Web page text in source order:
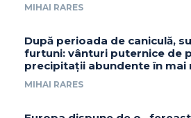
MIHAI RARES
După perioada de caniculă,
furtuni: vânturi puternice de
precipitații abundente în mai
MIHAI RARES